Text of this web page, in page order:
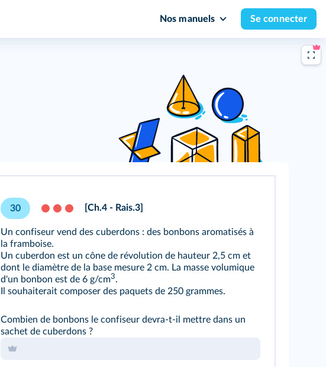
Nos manuels Se connecter
30 [Ch.4 - Rais.3]
Un confiseur vend des cuberdons : des bonbons aromatisés à
la framboise.
Un cuberdon est un cône de révolution de hauteur 2,5 cm et
dont le diamètre de la base mesure 2 cm. La masse volumique
d'un bonbon est de 6 g/cm3.
Il souhaiterait composer des paquets de 250 grammes.
Combien de bonbons le confiseur devra-t-il mettre dans un
sachet de cuberdons ?